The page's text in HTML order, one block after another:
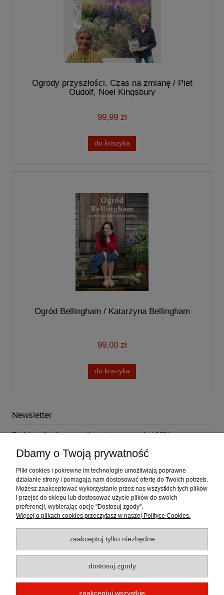
Ogrody przyszłości. Czas na zmianę / Piet
Oudolf, Noel Kingsbury
99,99 zł
do koszyka
Ogród Bellingham / Katarzyna Bellingham
99,00 zł
do koszyka
Newsletter
Podaj swój adres e-mail, a otrzymasz rabat 10% na
Pomoc
Moje konto
Płatności i dostawa
Informacje
Dbamy o Twoją prywatność
Pliki cookies i pokrewne im technologie umożliwiają poprawne
działanie strony i pomagają nam dostosować ofertę do Twoich potrzeb.
Możesz zaakceptować wykorzystanie przez nas wszystkich tych plików
i przejść do sklepu lub dostosować użycie plików do swoich
preferencji, wybierając opcję "Dostosuj zgody".
Więcej o plikach cookies przeczytasz w naszej Polityce Cookies.
zaakceptuj tylko niezbędne
dostosuj zgody
zaakceptuj wszystkie